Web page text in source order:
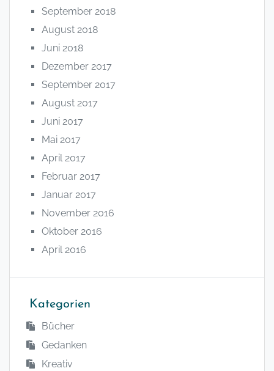
September 2018
August 2018
Juni 2018
Dezember 2017
September 2017
August 2017
Juni 2017
Mai 2017
April 2017
Februar 2017
Januar 2017
November 2016
Oktober 2016
April 2016
Kategorien
Bücher
Gedanken
Kreativ